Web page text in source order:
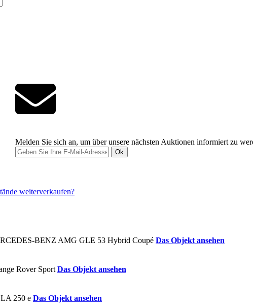
Melden Sie sich an, um über unsere nächsten Auktionen informiert zu
Ok
Das Objekt ansehen
Das Objekt ansehen
Das Objekt ansehen